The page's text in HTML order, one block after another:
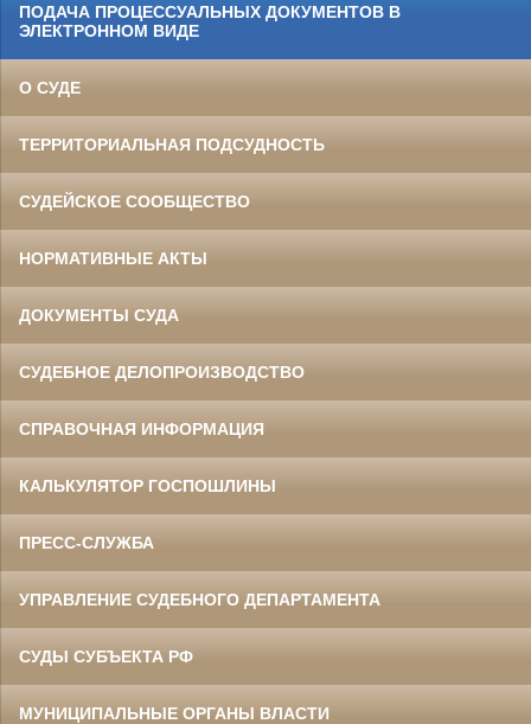
ПОДАЧА ПРОЦЕССУАЛЬНЫХ ДОКУМЕНТОВ В
ЭЛЕКТРОННОМ ВИДЕ
О СУДЕ
ТЕРРИТОРИАЛЬНАЯ ПОДСУДНОСТЬ
СУДЕЙСКОЕ СООБЩЕСТВО
НОРМАТИВНЫЕ АКТЫ
ДОКУМЕНТЫ СУДА
СУДЕБНОЕ ДЕЛОПРОИЗВОДСТВО
СПРАВОЧНАЯ ИНФОРМАЦИЯ
КАЛЬКУЛЯТОР ГОСПОШЛИНЫ
ПРЕСС-СЛУЖБА
УПРАВЛЕНИЕ СУДЕБНОГО ДЕПАРТАМЕНТА
СУДЫ СУБЪЕКТА РФ
МУНИЦИПАЛЬНЫЕ ОРГАНЫ ВЛАСТИ